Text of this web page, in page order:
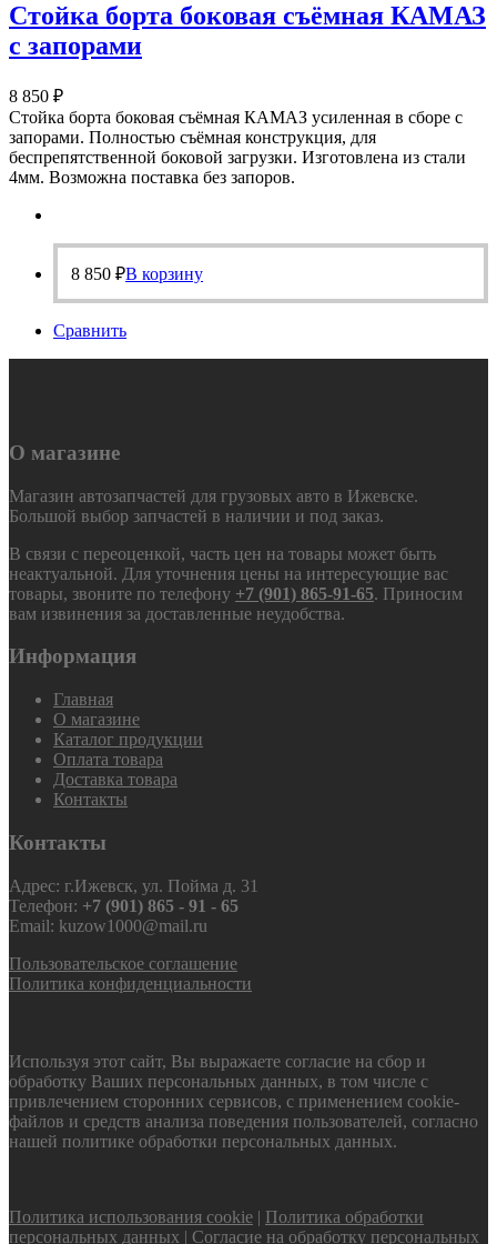
Стойка борта боковая съёмная КАМАЗ
с запорами
8 850 ₽
Стойка борта боковая съёмная КАМАЗ усиленная в сборе с
запорами. Полностью съёмная конструкция, для
беспрепятственной боковой загрузки. Изготовлена из стали
4мм. Возможна поставка без запоров.
8 850 ₽В корзину
Сравнить
О магазине
Магазин автозапчастей для грузовых авто в Ижевске.
Большой выбор запчастей в наличии и под заказ.
В связи с переоценкой, часть цен на товары может быть
неактуальной. Для уточнения цены на интересующие вас
товары, звоните по телефону +7 (901) 865-91-65. Приносим
вам извинения за доставленные неудобства.
Информация
Главная
О магазине
Каталог продукции
Оплата товара
Доставка товара
Контакты
Контакты
Адрес: г.Ижевск, ул. Пойма д. 31
Телефон: +7 (901) 865 - 91 - 65
Email: kuzow1000@mail.ru
Пользовательское соглашение
Политика конфиденциальности
Используя этот сайт, Вы выражаете согласие на сбор и
обработку Ваших персональных данных, в том числе с
привлечением сторонних сервисов, с применением cookie-
файлов и средств анализа поведения пользователей, согласно
нашей политике обработки персональных данных.
Политика использования cookie | Политика обработки
персональных данных | Согласие на обработку персональных